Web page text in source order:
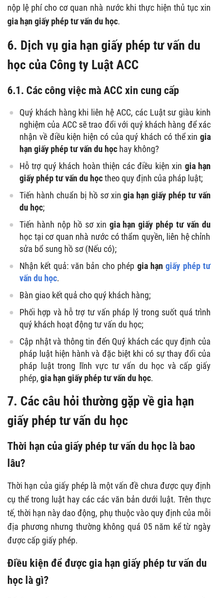
nộp lệ phí cho cơ quan nhà nước khi thực hiện thủ tục xin
gia hạn giấy phép tư vấn du học.
6. Dịch vụ gia hạn giấy phép tư vấn du
học của Công ty Luật ACC
6.1. Các công việc mà ACC xin cung cấp
Quý khách hàng khi liên hệ ACC, các Luật sư giàu kinh
nghiệm của ACC sẽ trao đổi với quý khách hàng để xác
nhận về điều kiện hiện có của quý khách có thể xin gia
hạn giấy phép tư vấn du học hay không?
Hỗ trợ quý khách hoàn thiện các điều kiện xin gia hạn
giấy phép tư vấn du họctheo quy định của pháp luật;
Tiến hành chuẩn bị hồ sơ xingia hạn giấy phép tư vấn
du học;
Tiến hành nộp hồ sơ xin gia hạn giấy phép tư vấn du
học tại cơ quan nhà nước có thẩm quyền, liên hệ chỉnh
sửa bổ sung hồ sơ (Nếu có);
Nhận kết quả: văn bản cho phép gia hạngiấy phép tư
vấn du học.
Bàn giao kết quả cho quý khách hàng;
Phối hợp và hỗ trợ tư vấn pháp lý trong suốt quá trình
quý khách hoạt động tư vấn du học;
Cập nhật và thông tin đến Quý khách các quy định của
pháp luật hiện hành và đặc biệt khi có sự thay đổi của
pháp luật trong lĩnh vực tư vấn du học và cấp giấy
phép, gia hạn giấy phép tư vấn du học.
7. Các câu hỏi thường gặp về gia hạn
giấy phép tư vấn du học
Thời hạn của giấy phép tư vấn du học là bao
lâu?
Thời hạn của giấy phép là một vấn đề chưa được quy định
cụ thể trong luật hay các các văn bản dưới luật. Trên thực
tế, thời hạn này dao động, phụ thuộc vào quy định của mỗi
địa phương nhưng thường không quá 05 năm kể từ ngày
được cấp giấy phép.
Điều kiện để được gia hạn giấy phép tư vấn du
học là gì?